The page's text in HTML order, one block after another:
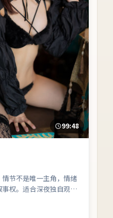
99:48
节不是唯一主角，情绪
权。适合深夜独自观